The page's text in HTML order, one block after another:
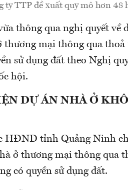
ty TTP đề xuất quy mô hơn 48
thông qua nghị quyết về
mại thông qua thoả
sử dụng đất theo Nghị
hội.
DỰ ÁN NHÀ Ở
HĐND tỉnh Quảng Ninh
ở thương mại thông qua
có quyền sử dụng đất.